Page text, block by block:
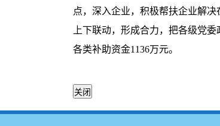
点，深入企业，积极帮扶企业解
上下联动，形成合力，把各级党
各类补助资金1136万元。